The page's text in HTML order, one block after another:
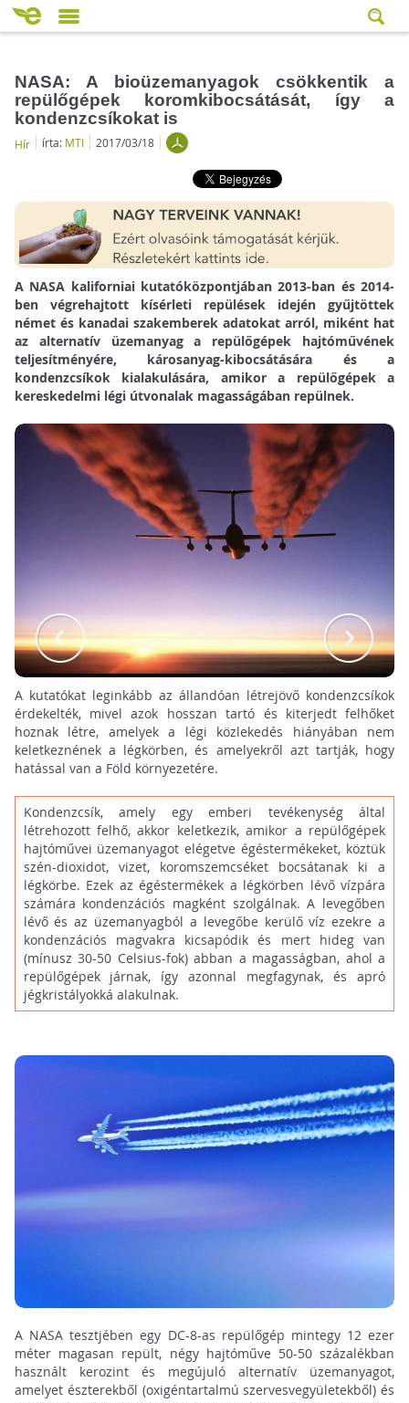
NASA: A bioüzemanyagok csökkentik a
repülőgépek koromkibocsátását, így a
kondenzcsíkokat is
Hír írta: MTI 2017/03/18
A NASA kaliforniai kutatóközpontjában 2013-ban és 2014-
ben végrehajtott kísérleti repülések idején gyűjtöttek
német és kanadai szakemberek adatokat arról, miként hat
az alternatív üzemanyag a repülőgépek hajtóművének
teljesítményére, károsanyag-kibocsátására és a
kondenzcsíkok kialakulására, amikor a repülőgépek a
kereskedelmi légi útvonalak magasságában repülnek.
A kutatókat leginkább az állandóan létrejövő kondenzcsíkok
érdekelték, mivel azok hosszan tartó és kiterjedt felhőket
hoznak létre, amelyek a légi közlekedés hiányában nem
keletkeznének a légkörben, és amelyekről azt tartják, hogy
hatással van a Föld környezetére.
Kondenzcsík, amely egy emberi tevékenység által
létrehozott felhő, akkor keletkezik, amikor a repülőgépek
hajtóművei üzemanyagot elégetve égéstermékeket, köztük
szén-dioxidot, vizet, koromszemcséket bocsátanak ki a
légkörbe. Ezek az égéstermékek a légkörben lévő vízpára
számára kondenzációs magként szolgálnak. A levegőben
lévő és az üzemanyagból a levegőbe kerülő víz ezekre a
kondenzációs magvakra kicsapódik és mert hideg van
(mínusz 30-50 Celsius-fok) abban a magasságban, ahol a
repülőgépek járnak, így azonnal megfagynak, és apró
jégkristályokká alakulnak.
A NASA tesztjében egy DC-8-as repülőgép mintegy 12 ezer
méter magasan repült, négy hajtóműve 50-50 százalékban
használt kerozint és megújuló alternatív üzemanyagot,
amelyet észterekből (oxigéntartalmú szervesvegyületekből) és